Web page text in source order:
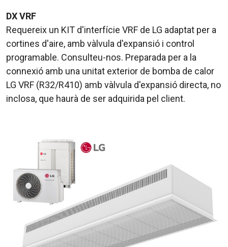
DX VRF
Requereix un KIT d'interfície VRF de LG adaptat per a
cortines d'aire, amb vàlvula d'expansió i control
programable. Consulteu-nos. Preparada per a la
connexió amb una unitat exterior de bomba de calor
LG VRF (R32/R410) amb vàlvula d'expansió directa, no
inclosa, que haurà de ser adquirida pel client.